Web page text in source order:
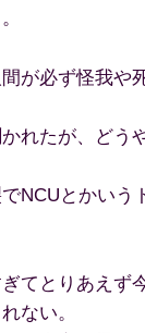
が必ず怪我や
れたが、どう
NCUとかいう
てとりあえず
ない。